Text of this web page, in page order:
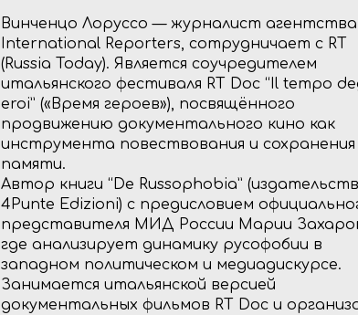
Винченцо Лоруссо — журналист агентства
International Reporters, сотрудничает с RT
(Russia Today). Является соучредителем
итальянского фестиваля RT Doc “Il tempo
eroi” («Время героев»), посвящённого
продвижению документального кино как
инструмента повествования и сохранения
памяти.
Автор книги “De Russophobia”
4Punte Edizioni) с предисловием
представителя МИД России Марии
где анализирует динамику русофобии в
западном политическом и медиадискурсе.
Занимается итальянской версией
документальных фильмов RT Doc и